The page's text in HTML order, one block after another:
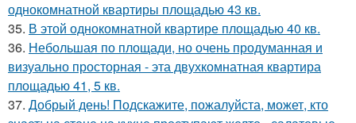
однокомнатной квартиры площадью 43 кв.
35. В этой однокомнатной квартире площадью 40 кв.
36. Небольшая по площади, но очень продуманная и
визуально просторная - эта двухкомнатная квартира
площадью 41, 5 кв.
37. Добрый день! Подскажите, пожалуйста, может, кто